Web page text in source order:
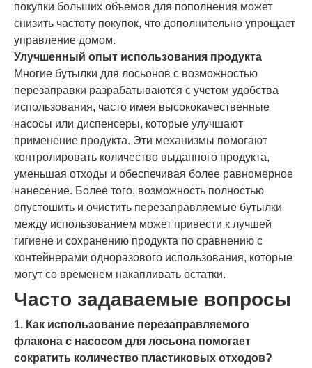
покупки больших объемов для пополнения может
снизить частоту покупок, что дополнительно упрощает
управление домом.
Улучшенный опыт использования продукта
Многие бутылки для лосьонов с возможностью
перезаправки разрабатываются с учетом удобства
использования, часто имея высококачественные
насосы или диспенсеры, которые улучшают
применение продукта. Эти механизмы помогают
контролировать количество выданного продукта,
уменьшая отходы и обеспечивая более равномерное
нанесение. Более того, возможность полностью
опустошить и очистить перезаправляемые бутылки
между использованием может привести к лучшей
гигиене и сохранению продукта по сравнению с
контейнерами одноразового использования, которые
могут со временем накапливать остатки.
Часто задаваемые вопросы
1. Как использование перезаправляемого
флакона с насосом для лосьона помогает
сократить количество пластиковых отходов?